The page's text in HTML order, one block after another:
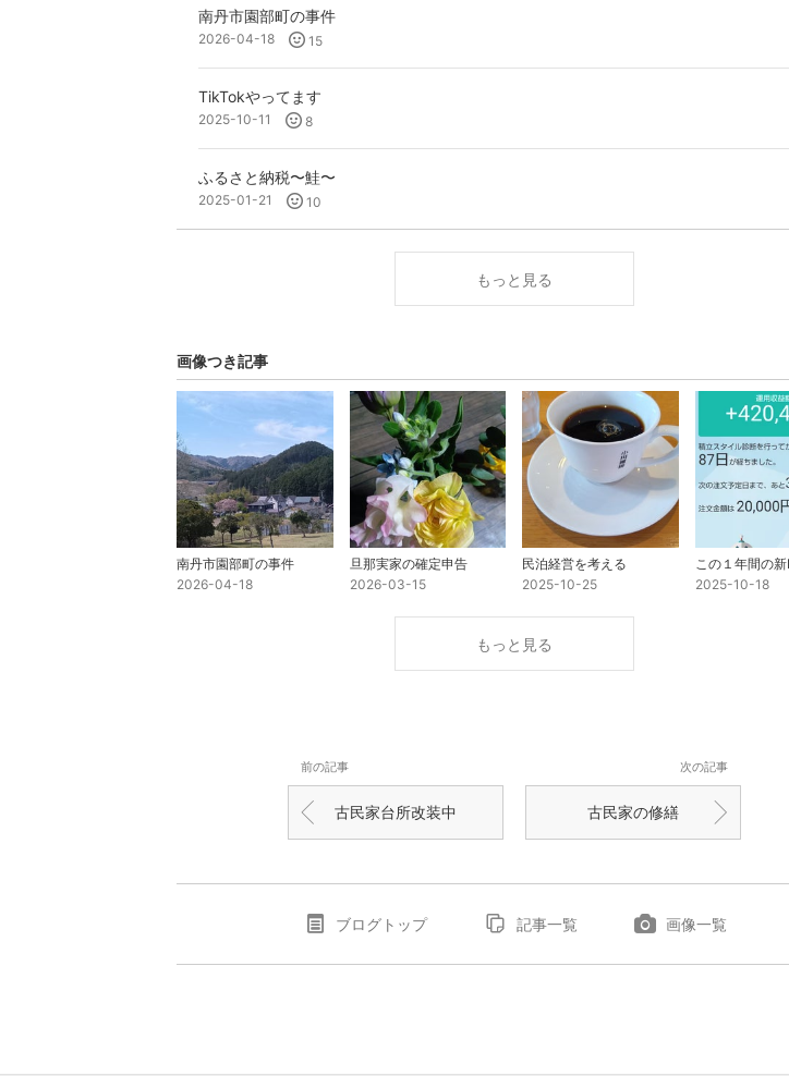
南丹市園部町の事件
2026-04-18 15
TikTokやってます
2025-10-11 8
ふるさと納税〜鮭〜
2025-01-21 10
もっと見る
画像つき記事
南丹市園部町の事件
2026-04-18
旦那実家の確定申告
2026-03-15
民泊経営を考える
2025-10-25
2025-10-18
もっと見る
前の記事
古民家台所改装中
次の記事
古民家の修繕
ブログトップ 記事一覧 画像一覧